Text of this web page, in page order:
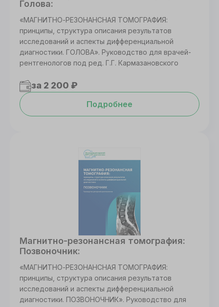
Голова:
«МАГНИТНО-РЕЗОНАНСНАЯ ТОМОГРАФИЯ:
принципы, структура описания результатов
исследований и аспекты дифференциальной
диагностики. ГОЛОВА». Руководство для врачей-
рентгенологов под ред. Г.Г. Кармазановского
за 2 200 ₽
Подробнее
Магнитно-резонансная томография:
Позвоночник:
«МАГНИТНО-РЕЗОНАНСНАЯ ТОМОГРАФИЯ:
принципы, структура описания результатов
исследований и аспекты дифференциальной
диагностики. ПОЗВОНОЧНИК». Руководство для